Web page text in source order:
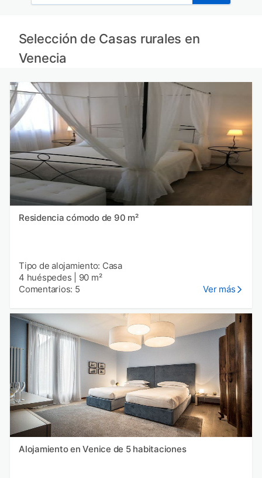
Selección de Casas rurales en
Venecia
Residencia cómodo de 90 m²
Tipo de alojamiento: Casa
4 huéspedes
90 m²
Comentarios: 5
Ver más
Alojamiento en Venice de 5 habitaciones